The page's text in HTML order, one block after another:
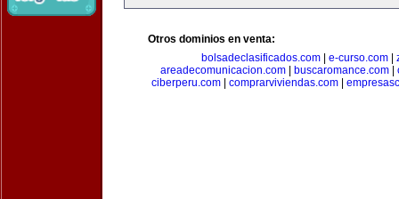
Otros dominios en venta:
bolsadeclasificados.com
e-curso.com
areadecomunicacion.com| buscaromance.com|
ciberperu.com
comprarviviendas.com